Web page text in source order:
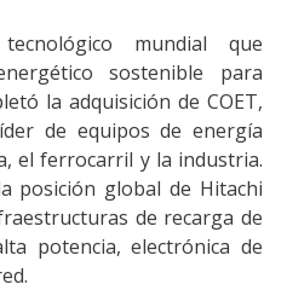
mundial que
sostenible para
la adquisición de COET,
de equipos de energía
el ferrocarril y la industria.
posición global de Hitachi
de recarga de
potencia, electrónica de